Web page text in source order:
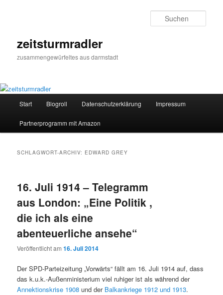
zeitsturmradler
zusammengewürfeltes aus darmstadt
Start Blogroll Datenschutzerklärung Impressum
Partnerprogramm mit Amazon
SCHLAGWORT-ARCHIV: EDWARD GREY
16. Juli 1914 – Telegramm
aus London: „Eine Politik ,
die ich als eine
abenteuerliche ansehe“
Veröffentlicht am16. Juli 2014
Der SPD-Parteizeitung „Vorwärts“ fällt am 16. Juli 1914 auf, dass
das k.u.k.-Außenministerium viel ruhiger ist als während der
Annektionskrise 1908 und der Balkankriege 1912 und 1913.